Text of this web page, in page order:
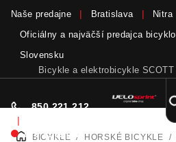
Naše predajne Bratislava Nitra
Oficiálny a najväčší predajca
Slovensku
Bicykle a elektrobicykle
850 221 212
|
Nie sme pri
DOMOVBICYKLE / HORSKÉ BICYKLE /